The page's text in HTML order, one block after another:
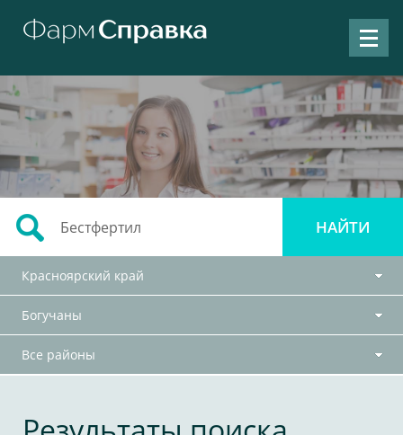
Красноярский край
Богучаны
Все районы